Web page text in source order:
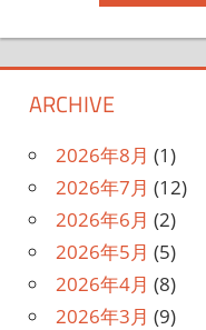
ナ
ビ
ゲ
ー
シ
ョ
ン
の
記
事:
ARCHIVE
2026年8月 (1)
2026年7月 (12)
2026年6月 (2)
2026年5月 (5)
2026年4月 (8)
2026年3月 (9)